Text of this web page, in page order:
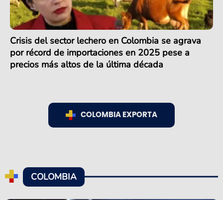
Crisis del sector lechero en Colombia se agrava
por récord de importaciones en 2025 pese a
precios más altos de la última década
COLOMBIA EXPORTA
COLOMBIA